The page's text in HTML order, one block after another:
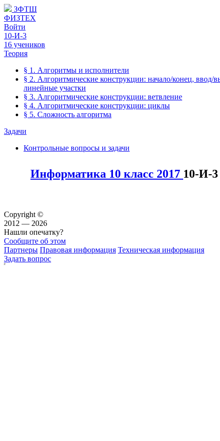
ЗФТШ
ФИЗТЕХ
Войти
10-И-3
16 учеников
Теория
§ 1. Алгоритмы и исполнители
§ 2. Алгоритмические конструкции: начало/конец, ввод/
линейные участки
§ 3. Алгоритмические конструкции: ветвление
§ 4. Алгоритмические конструкции: циклы
§ 5. Сложность алгоритма
Задачи
Контрольные вопросы и задачи
Информатика 10 класс 2017 10-И-3
Copyright ©
2012 — 2026
Нашли опечатку?
Сообщите об этом
Партнеры Правовая информация Техническая информация
Задать вопрос